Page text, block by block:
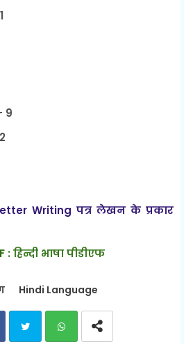
9
Writing पत्र लेखन के प्रकार
हिन्दी भाषा पीडीएफ
Hindi Language